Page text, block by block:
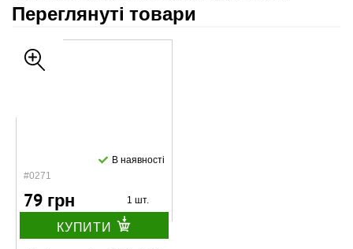
Переглянуті товари
#0271
В наявності
79 грн 1 шт.
КУПИТИ